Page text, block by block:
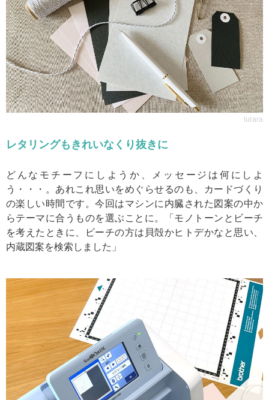
lurara
レタリングもきれいなくり抜きに
どんなモチーフにしようか、メッセージは何にしよ
う・・・。あれこれ思いをめぐらせるのも、カードづくり
の楽しい時間です。今回はマシンに内臓された図案の中か
らテーマに合うものを選ぶことに。「モノトーンとビーチ
を考えたときに、ビーチの方は貝殻かヒトデかなと思い、
内蔵図案を検索しました」